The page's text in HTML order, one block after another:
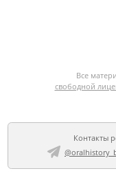
Все
свободной
Контакты